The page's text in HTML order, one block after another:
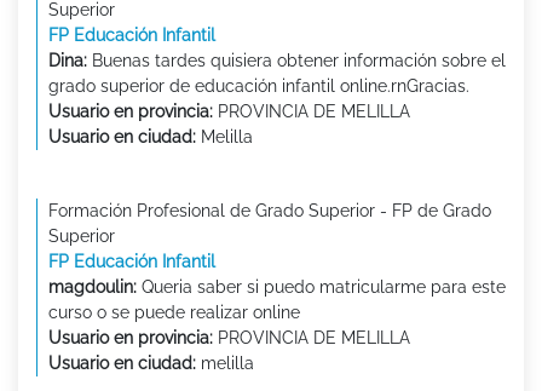
Superior
FP Educación Infantil
Dina: Buenas tardes quisiera obtener información sobre el
grado superior de educación infantil online.rnGracias.
Usuario en provincia: PROVINCIA DE MELILLA
Usuario en ciudad: Melilla
Formación Profesional de Grado Superior - FP de Grado
Superior
FP Educación Infantil
magdoulin: Queria saber si puedo matricularme para este
curso o se puede realizar online
Usuario en provincia: PROVINCIA DE MELILLA
Usuario en ciudad: melilla